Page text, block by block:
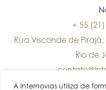
A Internovias utiliza de
+ 55 (21)
Rua Visconde de
Rio de